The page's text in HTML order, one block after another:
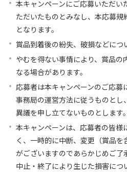
本キャンペーンにご応募いただい
ただいたものとみなし、本応募
となります。
賞品到着後の紛失、破損などにつ
やむを得ない事情により、賞品の
なる場合があります。
応募者は本キャンペーンのご応募
事務局の運営方法に従うものと
異議を申し立てないものとします。
本キャンペーンは、応募者の皆様
く、一時的に中断、変更（賞品
がございますのであらかじめご了
中止・終了により生じた損害に